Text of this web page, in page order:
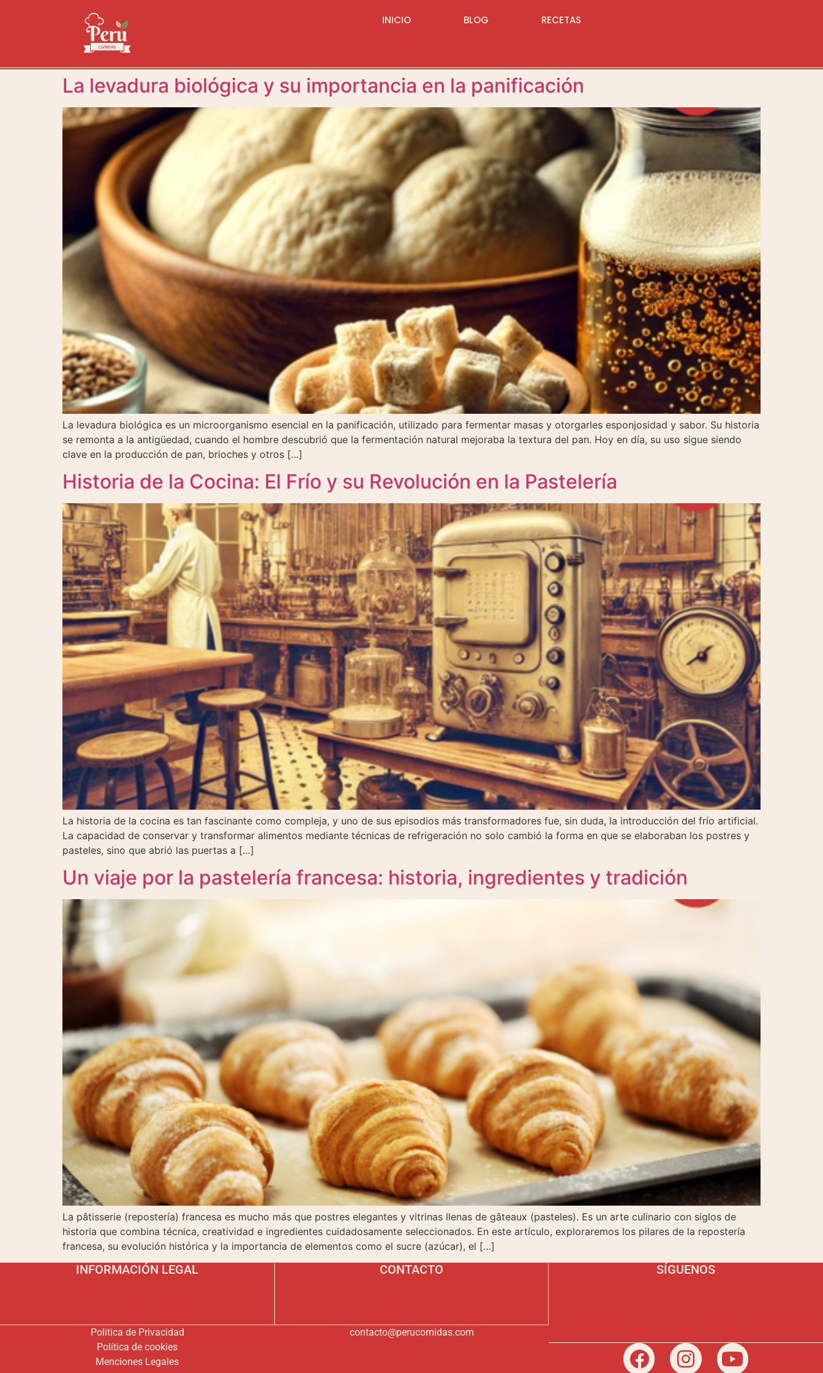
INICIO BLOG RECETAS
La levadura biológica y su importancia en la panificación
La levadura biológica es un microorganismo esencial en la panificación, utilizado para fermentar masas y otorgarles esponjosidad y sabor. Su historia
se remonta a la antigüedad, cuando el hombre descubrió que la fermentación natural mejoraba la textura del pan. Hoy en día, su uso sigue siendo
clave en la producción de pan, brioches y otros […]
Historia de la Cocina: El Frío y su Revolución en la Pastelería
La historia de la cocina es tan fascinante como compleja, y uno de sus episodios más transformadores fue, sin duda, la introducción del frío artificial.
La capacidad de conservar y transformar alimentos mediante técnicas de refrigeración no solo cambió la forma en que se elaboraban los postres y
pasteles, sino que abrió las puertas a […]
Un viaje por la pastelería francesa: historia, ingredientes y tradición
La pâtisserie (repostería) francesa es mucho más que postres elegantes y vitrinas llenas de gâteaux (pasteles). Es un arte culinario con siglos de
historia que combina técnica, creatividad e ingredientes cuidadosamente seleccionados. En este artículo, exploraremos los pilares de la repostería
francesa, su evolución histórica y la importancia de elementos como el sucre (azúcar), el […]
INFORMACIÓN LEGAL
Politica de Privacidad
Política de cookies
Menciones Legales
CONTACTO
contacto@perucomidas.com
SÍGUENOS